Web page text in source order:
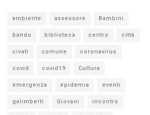
ambiente assessore Bambini
bando biblioteca centro città
civati comune coronavirus
covid covid19 Cultura
emergenza epidemia eventi
galimberti Giovani incontro